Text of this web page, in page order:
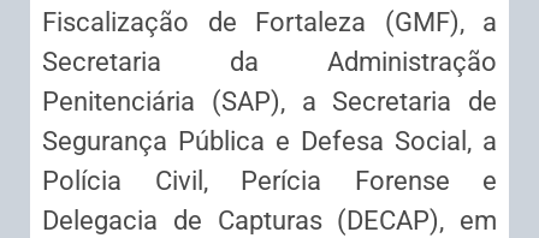
Fiscalização de Fortaleza (GMF), a
Secretaria da Administração
Penitenciária (SAP), a Secretaria de
Segurança Pública e Defesa Social, a
Polícia Civil, Perícia Forense e
Delegacia de Capturas (DECAP), em